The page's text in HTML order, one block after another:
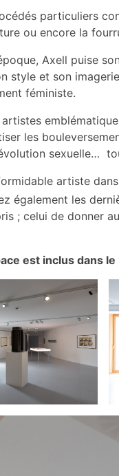
particuliers
ou encore la
Axell puise
style et son
féministe.
artistes
les
sexuelle…
artiste
également les
; celui de donner
est inclus dans
Everarts